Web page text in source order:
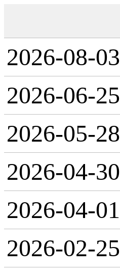
2026-08-03
2026-06-25
2026-05-28
2026-04-30
2026-04-01
2026-02-25